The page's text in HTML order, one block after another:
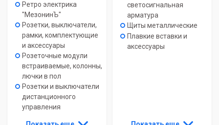
Ретро электрика
"МезонинЪ"
Розетки, выключатели,
рамки, комплектующие
и аксессуары
Розеточные модули
встраиваемые, колонны,
лючки в пол
Розетки и выключатели
дистанционного
управления
светосигнальная
арматура
Щиты металлические
Плавкие вставки и
аксессуары